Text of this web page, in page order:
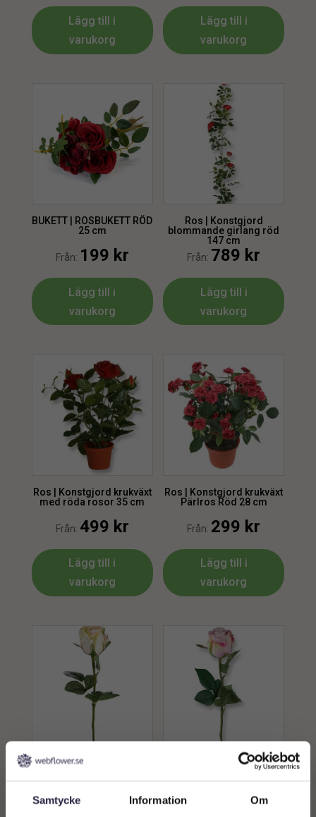
Samtycke Information Om
Lägg till i
varukorg
Lägg till i
varukorg
BUKETT | ROSBUKETT RÖD
25 cm
Från: 199 kr
Lägg till i
varukorg
Ros | Konstgjord
blommande girlang röd
147 cm
Från: 789 kr
Lägg till i
varukorg
Ros | Konstgjord krukväxt
med röda rosor 35 cm
Från: 499 kr
Lägg till i
varukorg
Ros | Konstgjord krukväxt
Pärlros Röd 28 cm
Från: 299 kr
Lägg till i
varukorg
Ros | Konstgjord
Från:
Ros | Konstgjord
snittblomma lila 50 cm
kr